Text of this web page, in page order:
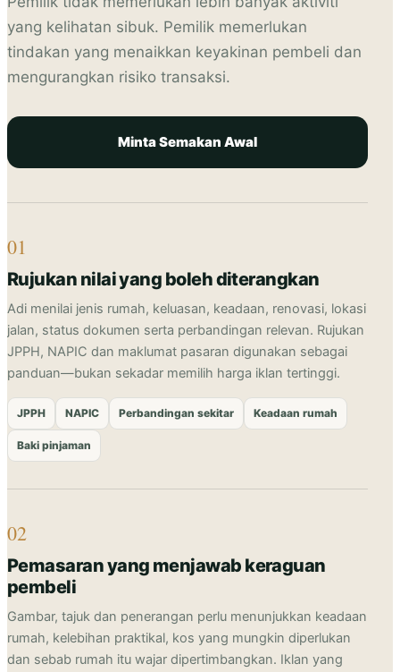
yang kelihatan sibuk. Pemilik memerlukan
tindakan yang menaikkan keyakinan pembeli dan
mengurangkan risiko transaksi.
Minta Semakan Awal
01
Rujukan nilai yang boleh diterangkan
Adi menilai jenis rumah, keluasan, keadaan, renovasi, lokasi
jalan, status dokumen serta perbandingan relevan. Rujukan
JPPH, NAPIC dan maklumat pasaran digunakan sebagai
panduan—bukan sekadar memilih harga iklan tertinggi.
JPPH NAPIC Perbandingan sekitar Keadaan rumah
Baki pinjaman
02
Pemasaran yang menjawab keraguan
pembeli
Gambar, tajuk dan penerangan perlu menunjukkan keadaan
rumah, kelebihan praktikal, kos yang mungkin diperlukan
dan sebab rumah itu wajar dipertimbangkan. Iklan yang